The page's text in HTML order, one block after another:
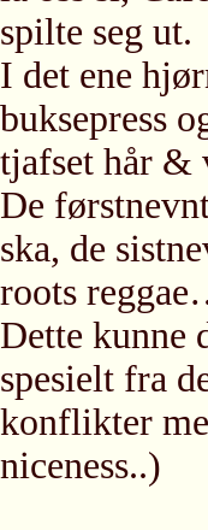
spilte seg ut.
I det ene
buksepress
tjafset hår &
De
ska, de
roots
Dette kunne
spesielt fra
konflikter
niceness..)